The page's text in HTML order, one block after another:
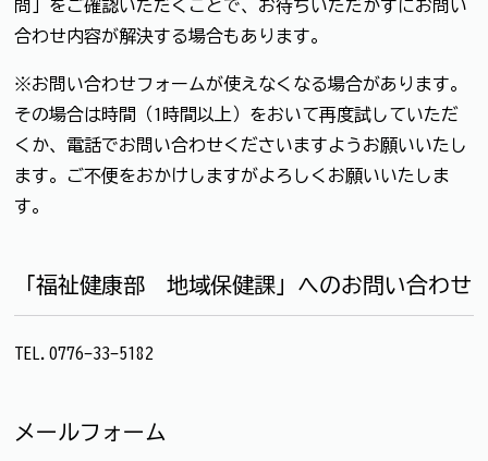
問」をご確認いただくことで、お待ちいただかずにお問い
合わせ内容が解決する場合もあります。
※お問い合わせフォームが使えなくなる場合があります。
その場合は時間（1時間以上）をおいて再度試していただ
くか、電話でお問い合わせくださいますようお願いいたし
ます。ご不便をおかけしますがよろしくお願いいたしま
す。
「福祉健康部 地域保健課」へのお問い合わせ
TEL.0776-33-5182
メールフォーム